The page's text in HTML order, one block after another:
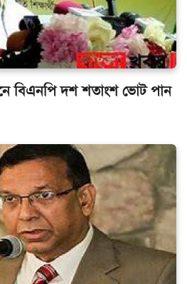
বিএনপি দশ শতাংশ ভোট পান